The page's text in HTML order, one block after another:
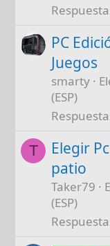
PC
Juegos
smarty
(ESP)
T
Elegir
patio
Taker79
(ESP)